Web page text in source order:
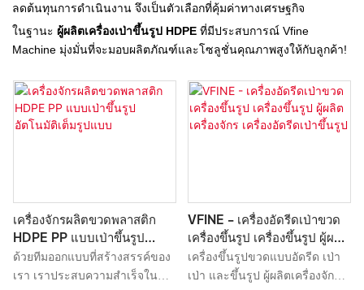
ลดต้นทุนการดำเนินงาน จึงเป็นตัวเลือกที่คุ้มค่าทางเศรษฐกิจ
ในฐานะ ผู้ผลิตเครื่องเป่าขึ้นรูป HDPE ที่มีประสบการณ์ Vfine
Machine มุ่งมั่นที่จะมอบผลิตภัณฑ์และโซลูชั่นคุณภาพสูงให้กับลูกค้า!
เครื่องจักรผลิตขวดพลาสติก
HDPE PP แบบเป่าขึ้นรูป
อัตโนมัติเต็มรูปแบบ
ด้วยทีมออกแบบที่สร้างสรรค์ของ
เรา เราประสบความสำเร็จใน
VFINE - เครื่องอัดรีดเป่าขวด
เครื่องขึ้นรูป เครื่องขึ้นรูป ผู้ผลิต
เครื่องจักร เครื่องอัดรีดเป่าขึ้น
รูป
เครื่องขึ้นรูปขวดแบบอัดรีด เป่า
เป่า และขึ้นรูป ผู้ผลิตเครื่องจักร